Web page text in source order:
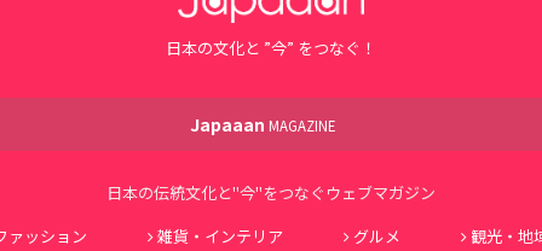
日本の文化と ”今” をつなぐ！
Japaaan MAGAZINE
日本の伝統文化と"今"をつなぐウェブマガジン
ァッション 雑貨・インテリア グルメ 観光・地